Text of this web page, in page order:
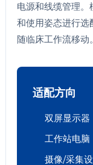
电源和线缆管理
和使用姿态进行选
随临床工作流移动。
适配方向
双屏显示器
工作站电脑
摄像/采集